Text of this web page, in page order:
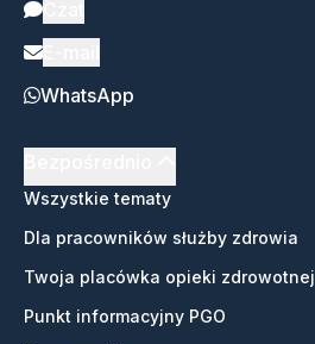
WhatsApp
Wszystkie tematy
Dla pracowników służby zdrowia
Twoja placówka opieki zdrowotnej
Punkt informacyjny PGO